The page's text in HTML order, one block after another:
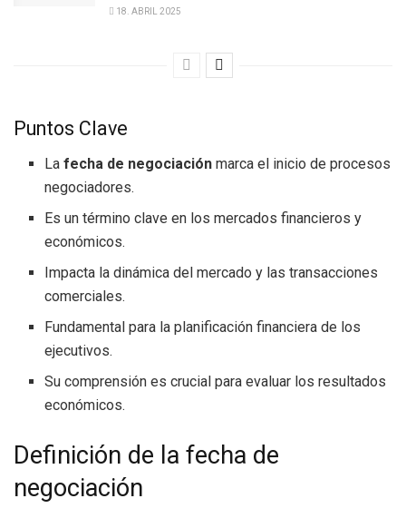
18. ABRIL 2025
Puntos Clave
Lafecha de negociación marca el inicio de procesos
negociadores.
Es un término clave en los mercados financieros y
económicos.
Impacta la dinámica del mercado y las transacciones
comerciales.
Fundamental para la planificación financiera de los
ejecutivos.
Su comprensión es crucial para evaluar los resultados
económicos.
Definición de la fecha de
negociación